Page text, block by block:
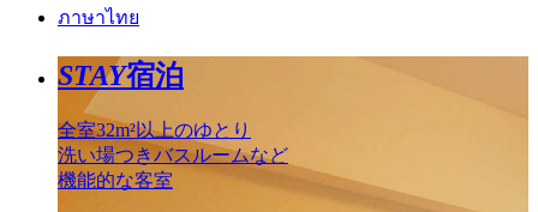
ภาษาไทย
STAY宿泊
全室32m²以上のゆとり
洗い場つきバスルームなど
機能的な客室